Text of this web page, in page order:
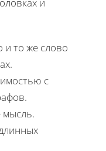
и
и то же слово
с
мысль.